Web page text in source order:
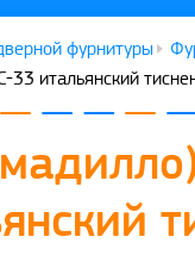
фурнитуры
33 итальянский